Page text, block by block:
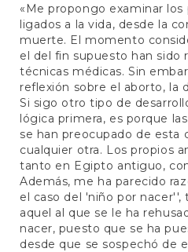
«Me propongo examinar
ligados a la vida, desde la
muerte. El momento
el del fin supuesto han sido
técnicas médicas. Sin
reflexión sobre el aborto, la
Si sigo otro tipo de
lógica primera, es porque
se han preocupado de esta
cualquier otra. Los propios
tanto en Egipto antiguo,
Además, me ha parecido
el caso del 'niño por
aquel al que se le ha
nacer, puesto que se ha
desde que se sospechó de